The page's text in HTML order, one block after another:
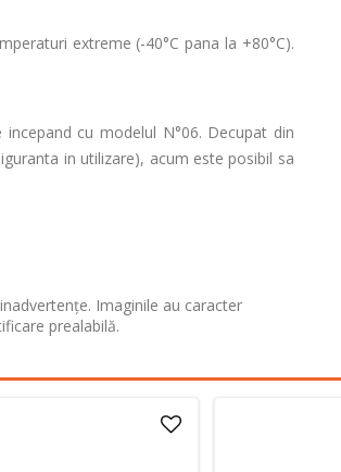
extreme (-40°C pana la +80°C).
cu modelul N°06. Decupat din
in utilizare), acum este posibil sa
Imaginile au caracter
prealabilă.